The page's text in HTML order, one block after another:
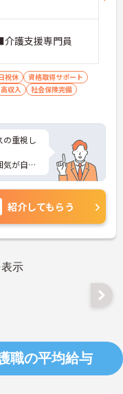
介護支援専門員
祝休
資格取得サポート
高収入
社会保険完備
の重視し
気が自慢
、詳細を
い。
紹介してもらう
示
職の平均給与